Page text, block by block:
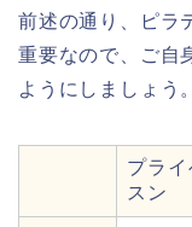
前述の通り、ピラ
重要なので、ご自
ようにしましょう。
プラ
スン